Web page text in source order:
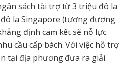
sách tài trợ từ 3 triệu đô la
la Singapore (tương đương
định cam kết sẽ nỗ lực
cầu cấp bách. Với việc hỗ trợ
tại địa phương đưa ra giải